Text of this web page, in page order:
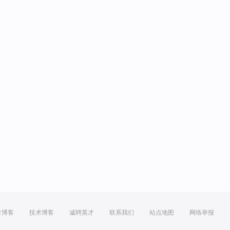
博客 技术博客 诚聘英才 联系我们 站点地图 网络举报